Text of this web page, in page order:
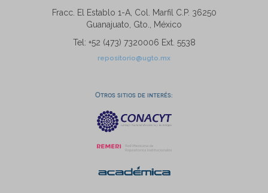
Fracc. El Establo 1-A, Col. Marfil C.P. 36250
Guanajuato, Gto., México
Tel: +52 (473) 7320006 Ext. 5538
repositorio@ugto.mx
Otros sitios de interés: